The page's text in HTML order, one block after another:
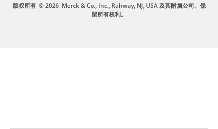
版权所有 © 2026 Merck & Co., Inc., Rahway, NJ, USA 及其附属公司。保
留所有权利。